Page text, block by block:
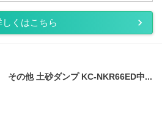
しくはこちら
その他 土砂ダンプ KC-NKR66ED中...